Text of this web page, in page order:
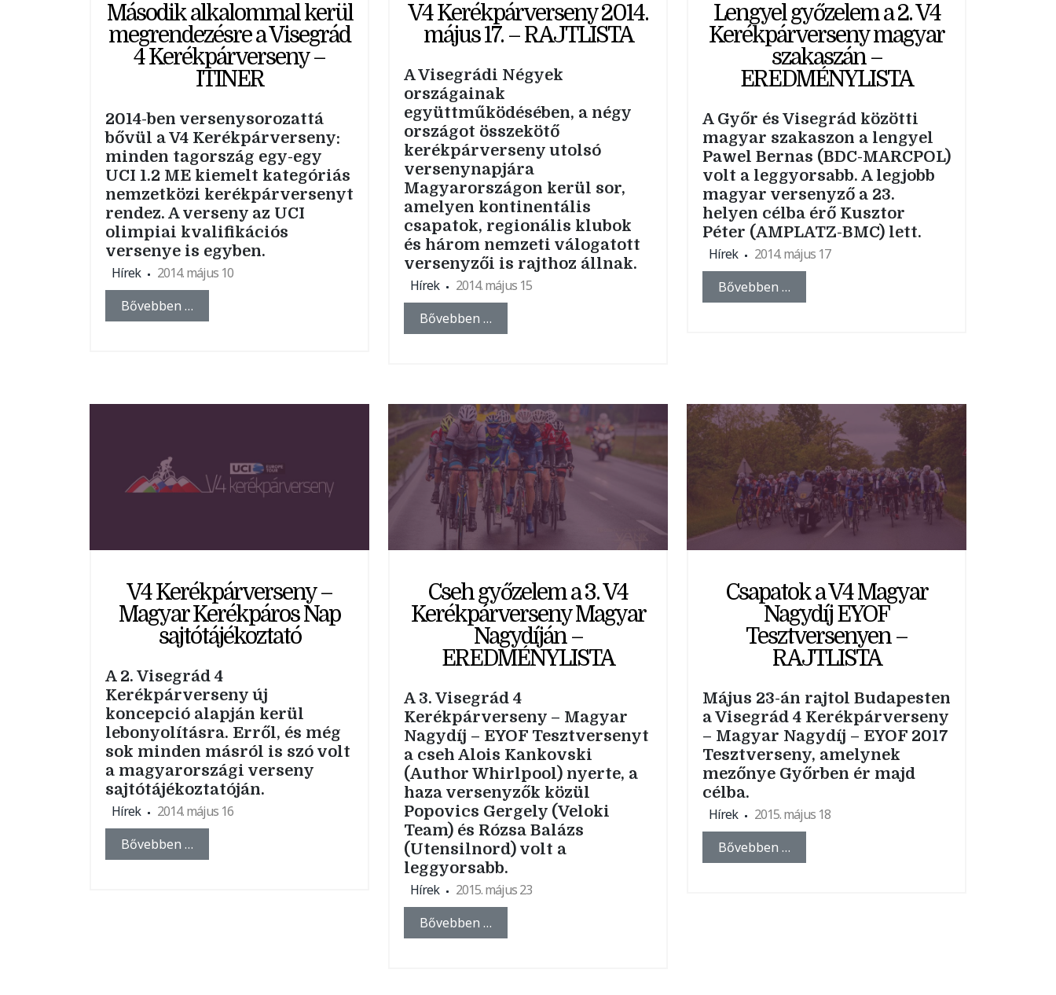
Második alkalommal kerül
megrendezésre a Visegrád
4 Kerékpárverseny –
ITINER
2014-ben versenysorozattá
bővül a V4 Kerékpárverseny:
minden tagország egy-egy
UCI 1.2 ME kiemelt kategóriás
nemzetközi kerékpárversenyt
rendez. A verseny az UCI
olimpiai kvalifikációs
versenye is egyben.
Hírek
2014. május 10
Bővebben …
V4 Kerékpárverseny 2014.
május 17. – RAJTLISTA
A Visegrádi Négyek
országainak
együttműködésében, a négy
országot összekötő
kerékpárverseny utolsó
versenynapjára
Magyarországon kerül sor,
amelyen kontinentális
csapatok, regionális klubok
és három nemzeti válogatott
versenyzői is rajthoz állnak.
Hírek
2014. május 15
Bővebben …
Lengyel győzelem a 2. V4
Kerékpárverseny magyar
szakaszán –
EREDMÉNYLISTA
A Győr és Visegrád közötti
magyar szakaszon a lengyel
Pawel Bernas (BDC-MARCPOL)
volt a leggyorsabb. A legjobb
magyar versenyző a 23.
helyen célba érő Kusztor
Péter (AMPLATZ-BMC) lett.
Hírek
2014. május 17
Bővebben …
V4 Kerékpárverseny –
Magyar Kerékpáros Nap
sajtótájékoztató
A 2. Visegrád 4
Kerékpárverseny új
koncepció alapján kerül
lebonyolításra. Erről, és még
sok minden másról is szó volt
a magyarországi verseny
sajtótájékoztatóján.
Hírek
2014. május 16
Bővebben …
Cseh győzelem a 3. V4
Kerékpárverseny Magyar
Nagydíján –
EREDMÉNYLISTA
A 3. Visegrád 4
Kerékpárverseny – Magyar
Nagydíj – EYOF Tesztversenyt
a cseh Alois Kankovski
(Author Whirlpool) nyerte, a
haza versenyzők közül
Popovics Gergely (Veloki
Team) és Rózsa Balázs
(Utensilnord) volt a
leggyorsabb.
Hírek
2015. május 23
Bővebben …
Csapatok a V4 Magyar
Nagydíj EYOF
Tesztversenyen –
RAJTLISTA
Május 23-án rajtol Budapesten
a Visegrád 4 Kerékpárverseny
– Magyar Nagydíj – EYOF 2017
Tesztverseny, amelynek
mezőnye Győrben ér majd
célba.
Hírek
2015. május 18
Bővebben …